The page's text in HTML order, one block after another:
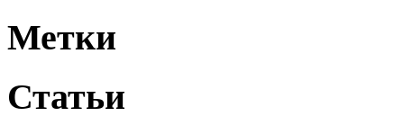
Метки
Статьи